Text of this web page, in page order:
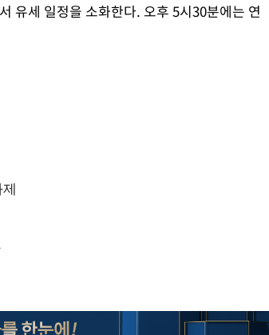
유세 일정을 소화한다. 오후 5시30분에는 연